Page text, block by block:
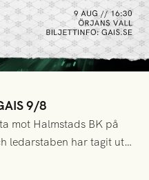
9/8
mot Halmstads BK på
ledarstaben har tagit ut